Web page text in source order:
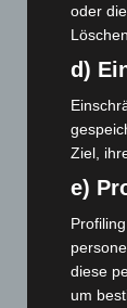
7. August 2026
Hannover:
entdeckt
7. August 2026
Brand im
eingedämmt
Region
oder
d)
Ziel,
e)
diese
um